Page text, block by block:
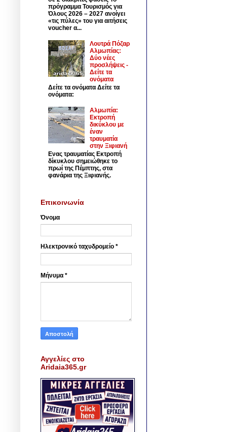
πρόγραμμα Τουρισμός για
Όλους 2026 – 2027 ανοίγει
«τις πύλες» του για αιτήσεις
voucher α...
Λουτρά Πόζαρ
Αλμωπίας:
Δύο νέες
προσλήψεις -
Δείτε τα
ονόματα
Δείτε τα ονόματα Δείτε τα
ονόματα:
Αλμωπία:
Εκτροπή
δικύκλου με
έναν
τραυματία
στην Ξιφιανή
Ενας τραυματίας Εκτροπή
δίκυκλου σημειώθηκε το
πρωί της Πέμπτης, στα
φανάρια της Ξιφιανής.
Επικοινωνία
Όνομα
Ηλεκτρονικό ταχυδρομείο *
Μήνυμα *
Αγγελίες στο
Aridaia365.gr